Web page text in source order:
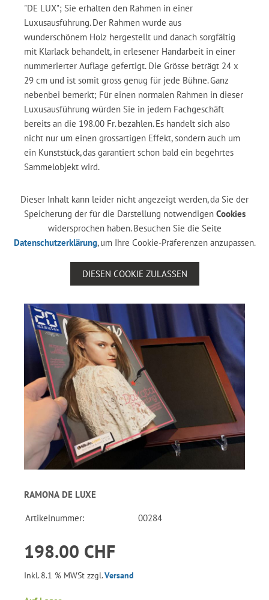
"DE LUX"; Sie erhalten den Rahmen in einer
Luxusausführung. Der Rahmen wurde aus
wunderschönem Holz hergestellt und danach sorgfältig
mit Klarlack behandelt, in erlesener Handarbeit in einer
nummerierter Auflage gefertigt. Die Grösse beträgt 24 x
29 cm und ist somit gross genug für jede Bühne. Ganz
nebenbei bemerkt; Für einen normalen Rahmen in dieser
Luxusausführung würden Sie in jedem Fachgeschäft
bereits an die 198.00 Fr. bezahlen. Es handelt sich also
nicht nur um einen grossartigen Effekt, sondern auch um
ein Kunststück, das garantiert schon bald ein begehrtes
Sammelobjekt wird.
Dieser Inhalt kann leider nicht angezeigt werden, da Sie der
Speicherung der für die Darstellung notwendigen Cookies
widersprochen haben. Besuchen Sie die Seite
Datenschutzerklärung, um Ihre Cookie-Präferenzen anzupassen.
DIESEN COOKIE ZULASSEN
RAMONA DE LUXE
Artikelnummer: 00284
198.00 CHF
Inkl. 8.1 % MWSt zzgl.Versand